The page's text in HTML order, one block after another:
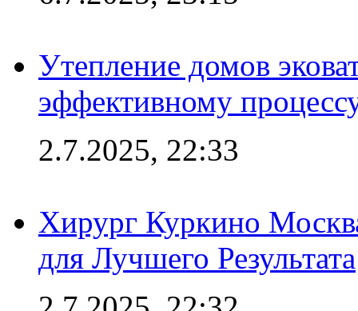
Утепление домов
эффективному
2.7.2025, 22:33
Хирург Куркино
для Лучшего Результата